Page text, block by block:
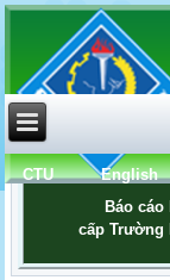
CTU
English
Báo
cấp Trường